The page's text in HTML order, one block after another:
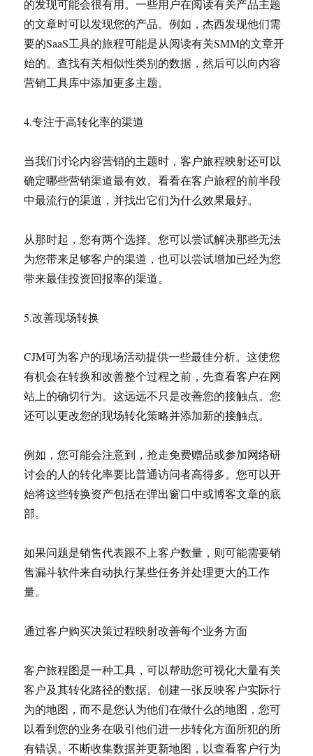
的发现可能会很有用。一些用户在阅读有关产品主题
的文章时可以发现您的产品。例如，杰西发现他们需
要的SaaS工具的旅程可能是从阅读有关SMM的文章开
始的。查找有关相似性类别的数据，然后可以向内容
营销工具库中添加更多主题。
4.专注于高转化率的渠道
当我们讨论内容营销的主题时，客户旅程映射还可以
确定哪些营销渠道最有效。看看在客户旅程的前半段
中最流行的渠道，并找出它们为什么效果最好。
从那时起，您有两个选择。您可以尝试解决那些无法
为您带来足够客户的渠道，也可以尝试增加已经为您
带来最佳投资回报率的渠道。
5.改善现场转换
CJM可为客户的现场活动提供一些最佳分析。这使您
有机会在转换和改善整个过程之前，先查看客户在网
站上的确切行为。这远远不只是改善您的接触点。您
还可以更改您的现场转化策略并添加新的接触点。
例如，您可能会注意到，抢走免费赠品或参加网络研
讨会的人的转化率要比普通访问者高得多。您可以开
始将这些转换资产包括在弹出窗口中或博客文章的底
部。
如果问题是销售代表跟不上客户数量，则可能需要销
售漏斗软件来自动执行某些任务并处理更大的工作
量。
通过客户购买决策过程映射改善每个业务方面
客户旅程图是一种工具，可以帮助您可视化大量有关
客户及其转化路径的数据。创建一张反映客户实际行
为的地图，而不是您认为他们在做什么的地图，您可
以看到您的业务在吸引他们进一步转化方面所犯的所
有错误。不断收集数据并更新地图，以查看客户行为